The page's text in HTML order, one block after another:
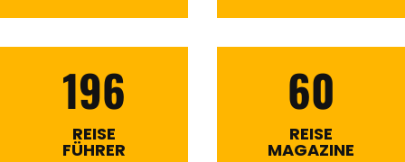
196
REISE
FÜHRER
60
REISE
MAGAZINE